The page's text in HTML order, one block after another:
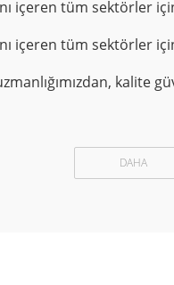
içeren tüm sektörler
içeren tüm sektörler
kalite
DAHA